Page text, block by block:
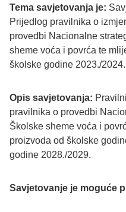
Tema savjetovanja je:
Prijedlog pravilnika o
provedbi Nacionalne
sheme voća i povrća te
školske godine 2023./
Opis savjetovanja:
pravilnika o provedbi
Školske sheme voća i
proizvoda od školske
godine 2028./2029.
Savjetovanje je moguće